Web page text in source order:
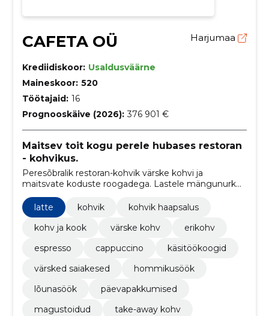
CAFETA OÜ Harjumaa
Krediidiskoor: Usaldusväärne
Maineskoor: 520
Töötajaid: 16
Prognooskäive (2026): 376 901 €
Maitsev toit kogu perele hubases restoran
- kohvikus.
Peresõbralik restoran-kohvik värske kohvi ja
maitsvate koduste roogadega. Lastele mängunurk
ning mõnus olemine kogu perele.
latte
kohvik
kohvik haapsalus
kohv ja kook
värske kohv
erikohv
espresso
cappuccino
käsitöökoogid
värsked saiakesed
hommikusöök
lõunasöök
päevapakkumised
magustoidud
take-away kohv